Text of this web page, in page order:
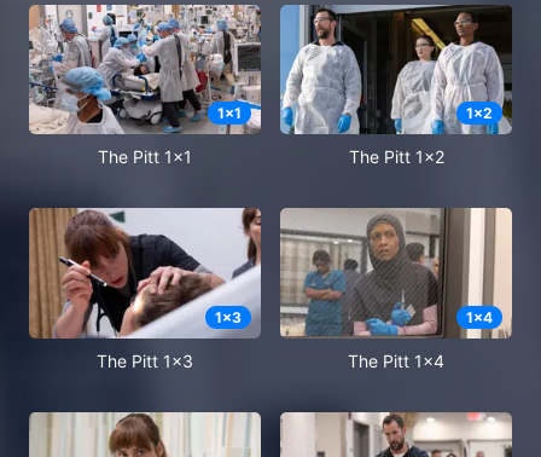
1x1
The Pitt 1x1
1x2
The Pitt 1x2
1x3
The Pitt 1x3
1x4
The Pitt 1x4